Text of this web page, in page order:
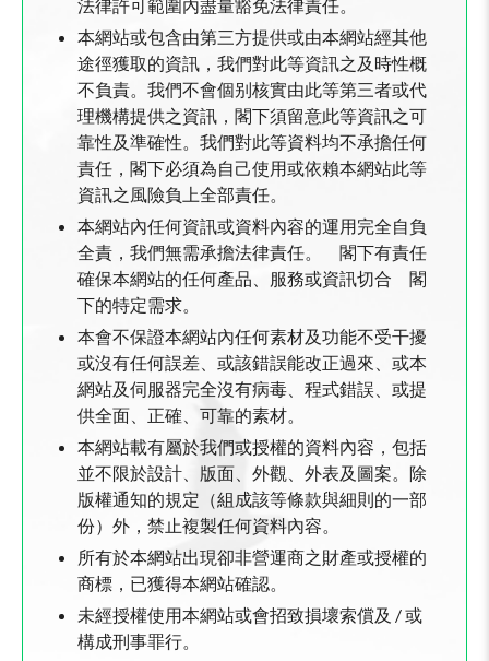
法律許可範圍內盡量豁免法律責任。
本網站或包含由第三方提供或由本網站經其他
途徑獲取的資訊，我們對此等資訊之及時性概
不負責。我們不會個别核實由此等第三者或代
理機構提供之資訊，閣下須留意此等資訊之可
靠性及準確性。我們對此等資料均不承擔任何
責任，閣下必須為自己使用或依賴本網站此等
資訊之風險負上全部責任。
本網站內任何資訊或資料內容的運用完全自負
全責，我們無需承擔法律責任。 閣下有責任
確保本網站的任何產品、服務或資訊切合 閣
下的特定需求。
本會不保證本網站內任何素材及功能不受干擾
或沒有任何誤差、或該錯誤能改正過來、或本
網站及伺服器完全沒有病毒、程式錯誤、或提
供全面、正確、可靠的素材。
本網站載有屬於我們或授權的資料內容，包括
並不限於設計、版面、外觀、外表及圖案。除
版權通知的規定（組成該等條款與細則的一部
份）外，禁止複製任何資料內容。
所有於本網站出現卻非營運商之財產或授權的
商標，已獲得本網站確認。
未經授權使用本網站或會招致損壞索償及 / 或
構成刑事罪行。